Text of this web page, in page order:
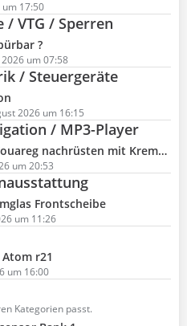
17:50
VTG / Sperren
?
um 07:58
/ Steuergeräte
2026 um 16:15
/ MP3-Player
mit Kremer Sino Modul - OEM Mikrofon / RNS850-B
um 20:53
Frontscheibe
um 11:26
Atom r21
um 16:00
Kategorien passt.